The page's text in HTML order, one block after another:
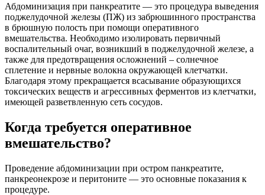
Абдоминизация при панкреатите — это процедура выведения
поджелудочной железы (ПЖ) из забрюшинного пространства
в брюшную полость при помощи оперативного
вмешательства. Необходимо изолировать первичный
воспалительный очаг, возникший в поджелудочной железе, а
также для предотвращения осложнений – солнечное
сплетение и нервные волокна окружающей клетчатки.
Благодаря этому прекращается всасывание образующихся
токсических веществ и агрессивных ферментов из клетчатки,
имеющей разветвленную сеть сосудов.
Когда требуется оперативное
вмешательство?
Проведение абдоминизации при остром панкреатите,
панкреонекрозе и перитоните — это основные показания к
процедуре.